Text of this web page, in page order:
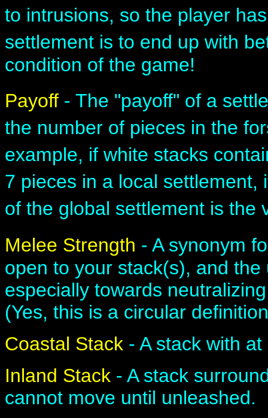
to intrusions, so the player
settlement is to end up with
condition of the game!
Payoff - The "payoff" of a
the number of pieces in the
example, if white stacks
7 pieces in a local settlement,
of the global settlement is the
Melee Strength - A synonym
open to your stack(s), and
especially towards
(Yes, this is a circular
Coastal Stack - A stack with
Inland Stack - A stack
cannot move until unleashed.